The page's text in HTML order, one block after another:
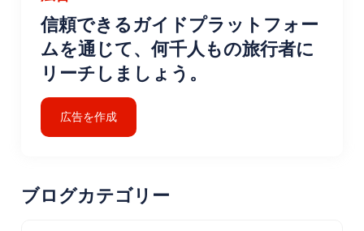
信頼できるガイドプラットフォー
ムを通じて、何千人もの旅行者に
リーチしましょう。
広告を作成
ブログカテゴリー